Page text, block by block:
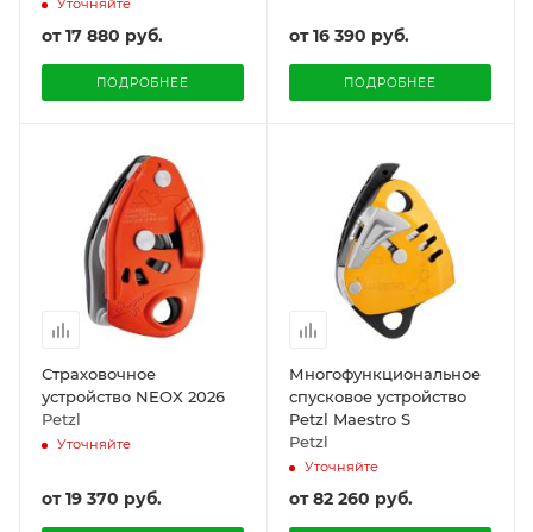
Уточняйте
от17 880 руб.
ПОДРОБНЕЕ
от16 390 руб.
ПОДРОБНЕЕ
Страховочное
устройство NEOX 2026
Petzl
Уточняйте
от19 370 руб.
Многофункциональное
спусковое устройство
Petzl Maestro S
Petzl
Уточняйте
от82 260 руб.